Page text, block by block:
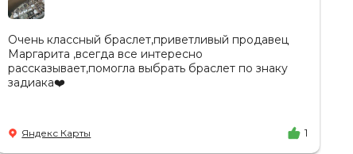
Очень классный браслет,приветливый продавец
Маргарита ,всегда все интересно
рассказывает,помогла выбрать браслет по знаку
задиака❤️
Яндекс Карты 1